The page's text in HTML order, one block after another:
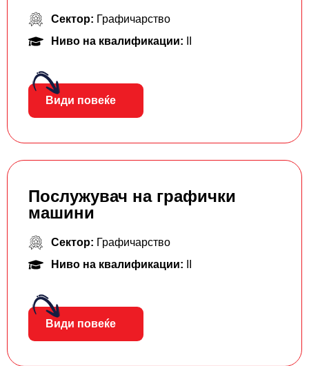
Сектор: Графичарство
Ниво на квалификации:
Види повеќе
Послужувач на графички
машини
Сектор: Графичарство
Ниво на квалификации:
Види повеќе